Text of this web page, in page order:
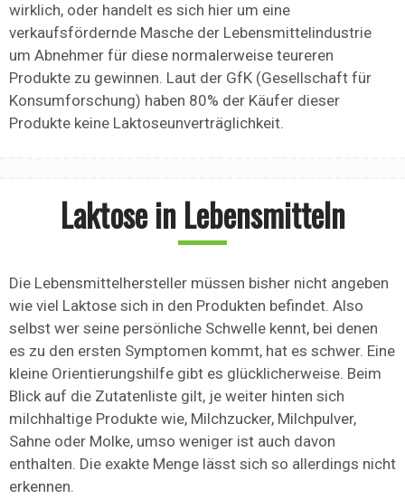
wirklich, oder handelt es sich hier um eine
verkaufsfördernde Masche der Lebensmittelindustrie
um Abnehmer für diese normalerweise teureren
Produkte zu gewinnen. Laut der GfK (Gesellschaft für
Konsumforschung) haben 80% der Käufer dieser
Produkte keine Laktoseunverträglichkeit.
Laktose in Lebensmitteln
Die Lebensmittelhersteller müssen bisher nicht angeben
wie viel Laktose sich in den Produkten befindet. Also
selbst wer seine persönliche Schwelle kennt, bei denen
es zu den ersten Symptomen kommt, hat es schwer. Eine
kleine Orientierungshilfe gibt es glücklicherweise. Beim
Blick auf die Zutatenliste gilt, je weiter hinten sich
milchhaltige Produkte wie, Milchzucker, Milchpulver,
Sahne oder Molke, umso weniger ist auch davon
enthalten. Die exakte Menge lässt sich so allerdings nicht
erkennen.